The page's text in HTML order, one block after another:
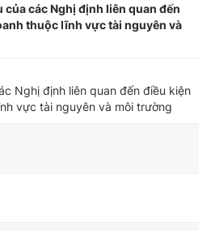
các Nghị định liên quan đến
thuộc lĩnh vực tài nguyên và
Nghị định liên quan đến điều kiện
vực tài nguyên và môi trường